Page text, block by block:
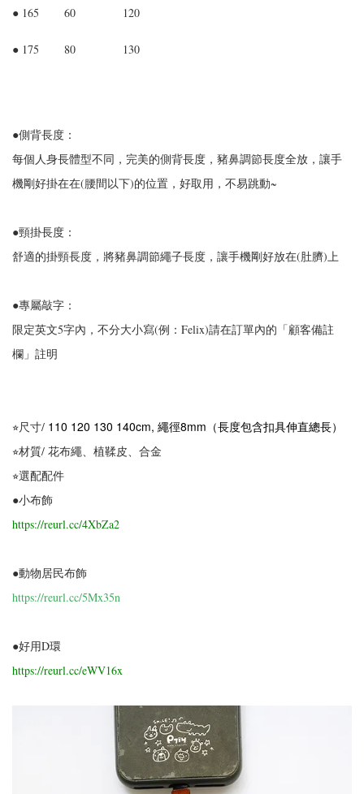
● 165 60 120
● 175 80 130
●側背長度：
每個人身長體型不同，完美的側背長度，豬鼻調節長度全放，讓手
機剛好掛在在(腰間以下)的位置，好取用，不易跳動~
●頸掛長度：
舒適的掛頸長度，將豬鼻調節繩子長度，讓手機剛好放在(肚臍)上
●專屬敲字：
限定英文5字內，不分大小寫(例：Felix)請在訂單內的「顧客備註
欄」註明
⭐︎尺寸/ 110 120 130 140cm, 繩徑8mm（長度包含扣具伸直總長）
⭐︎材質/ 花布繩、植鞣皮、合金
⭐︎選配配件
●小布飾
https://reurl.cc/4XbZa2
●動物居民布飾
https://reurl.cc/5Mx35n
●好用D環
https://reurl.cc/eWV16x